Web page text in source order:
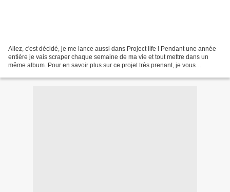
Allez, c'est décidé, je me lance aussi dans Project life ! Pendant une année
entière je vais scraper chaque semaine de ma vie et tout mettre dans un
même album. Pour en savoir plus sur ce projet très prenant, je vous